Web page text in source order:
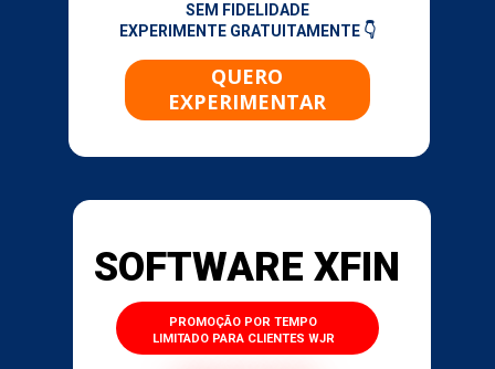
QUERO
EXPERIMENTAR
SOFTWARE XFIN
SEM FIDELIDADE
EXPERIMENTE GRATUITAMENTE 👇
LIMITADO PARA CLIENTES WJR